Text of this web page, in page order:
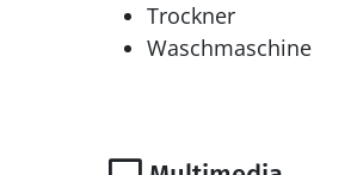
Trockner
Waschmaschine